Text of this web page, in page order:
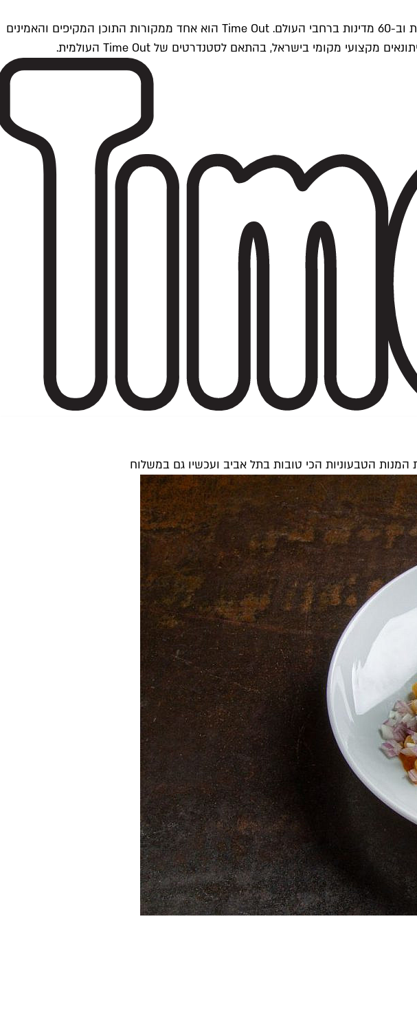
Time Outתל אביב הוא חלק מרשת Time Out Global — רשת מדיה בינלאומית הפועלת ב-360 ערים מרכזיות וב-60 מדינות ברחבי העולם. Time Out הוא אחד ממקורות התוכן המקיפים והאמינים
הטבעוניות הכי טובות בתל אביב ועכשיו גם במשלוח